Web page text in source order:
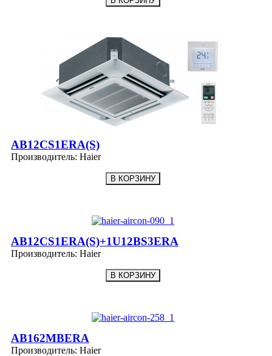
AB12CS1ERA(S)
Производитель: Haier
AB12CS1ERA(S)+1U12BS3ERA
Производитель: Haier
AB162MBERA
Производитель: Haier